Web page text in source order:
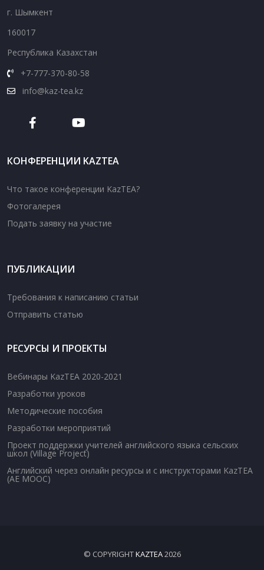
г. Шымкент
160017
Республика Казахстан
+7-777-370-80-58
info@kaz-tea.kz
КОНФЕРЕНЦИИ KAZTEA
Что такое конференции KazTEA?
Фотогалерея
Подать заявку на участие
ПУБЛИКАЦИИ
Требования к написанию статьи
Отправить статью
РЕСУРСЫ И ПРОЕКТЫ
Вебинары KazTEA 2020-2021
Разработки уроков
Методические пособия
Разработки мероприятий
Проект поддержки учителей английского языка сельских
школ (Village Project)
Английский через онлайн ресурсы и с инструкторами KazTEA
(AE MOOC)
© COPYRIGHTKAZTEA2026